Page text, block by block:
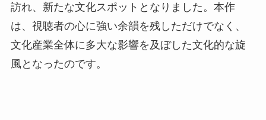
訪れ、新たな文化スポットとなりました。本作
は、視聴者の心に強い余韻を残しただけでなく、
文化産業全体に多大な影響を及ぼした文化的な旋
風となったのです。